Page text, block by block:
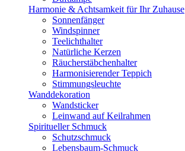
Harmonie & Achtsamkeit für Ihr Zuhause
Sonnenfänger
Windspinner
Teelichthalter
Natürliche Kerzen
Räucherstäbchenhalter
Harmonisierender Teppich
Stimmungsleuchte
Wanddekoration
Wandsticker
Leinwand auf Keilrahmen
Spiritueller Schmuck
Schutzschmuck
Lebensbaum-Schmuck